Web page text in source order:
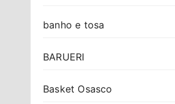
banho e tosa
BARUERI
Basket Osasco